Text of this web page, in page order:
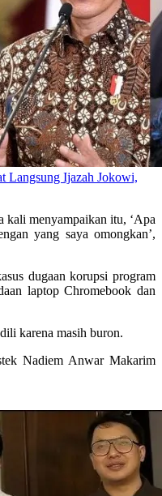
Langsung Ijazah Jokowi,
kali menyampaikan itu, ‘Apa
yang saya omongkan’,
dugaan korupsi program
laptop Chromebook dan
karena masih buron.
Nadiem Anwar Makarim